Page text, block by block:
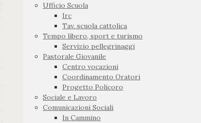
Ufficio Scuola
Irc
Tav. scuola cattolica
Tempo libero, sport e turismo
Servizio pellegrinaggi
Pastorale Giovanile
Centro vocazioni
Coordinamento Oratori
Progetto Policoro
Sociale e Lavoro
Comunicazioni Sociali
In Cammino